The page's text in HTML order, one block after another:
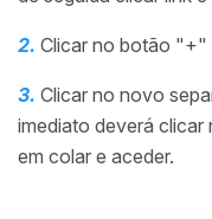
2. Clicar no botão "+"
3. Clicar no novo
imediato deverá clicar
em colar e aceder.